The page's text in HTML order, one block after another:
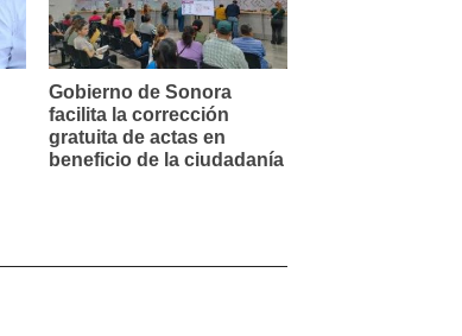
Gobierno de Sonora
facilita la corrección
gratuita de actas en
beneficio de la ciudadanía